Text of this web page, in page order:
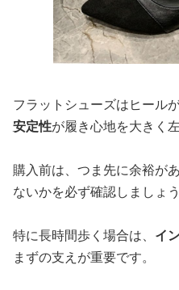
フラットシューズはヒールが
安定性が履き心地を大きく
購入前は、つま先に余裕が
ないかを必ず確認しましょう
特に長時間歩く場合は、 イ
まずの支えが重要です。